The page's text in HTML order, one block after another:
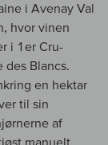
i Avenay Val
hvor vinen
i 1er Cru-
des Blancs.
en hektar
til sin
af
manuelt